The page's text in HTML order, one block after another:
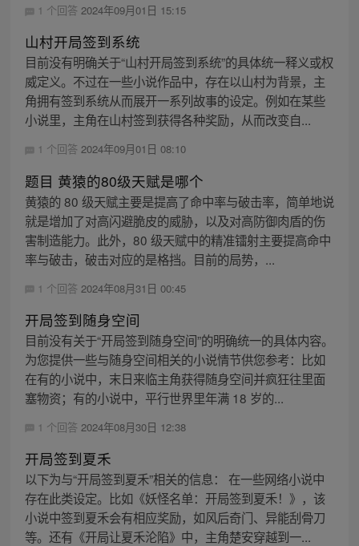
1 个回答 2024年09月01日 15:15
山村开局签到系统
目前没有明确关于“山村开局签到系统”的具体统一释义或权
威定义。不过在一些小说作品中，存在以山村为背景，主
角拥有签到系统从而展开一系列故事的设定。例如在某些
小说里，主角在山村签到获得各种奖励，从而改变自...
1 个回答 2024年09月01日 08:10
题目 黄猿的80级天赋是哪个
黄猿的 80 级天赋主要是提高了命中率与破击率，简单地说
就是增加了对高闪避脆皮的威胁，以及对高防御肉盾的伤
害制造能力。此外，80 级天赋中的精准镭射主要提高命中
率与破击，破击对应的是格挡。目前的局势，...
1 个回答 2024年08月31日 00:45
开局签到随身空间
目前没有关于“开局签到随身空间”的明确统一的具体内容。
为您提供一些与随身空间相关的小说情节供您参考：比如
在有的小说中，末日来临主角获得随身空间并疯狂往里面
塞物资；有的小说中，平行世界里年满 18 岁的...
1 个回答 2024年08月30日 12:38
开局签到夏禾
以下为与“开局签到夏禾”相关的信息： 在一些网络小说中
存在此类设定。比如《妖怪名单：开局签到夏禾！》，该
小说中签到夏禾会有相应奖励，如风后奇门、异能刮骨刀
等。还有《开局让夏禾沦陷》中，主角楚安穿越到一...